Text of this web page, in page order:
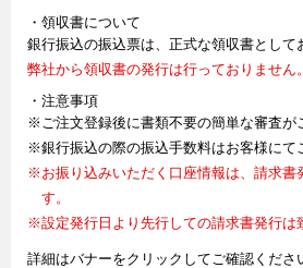
・領収書について
銀行振込の振込票は、正式な領収書として
弊社から領収書の発行は行っておりません。
・注意事項
※ご注文登録後に書類不要の簡単な審査が
※銀行振込の際の振込手数料はお客様にて
※お振り込みいただく口座情報は、請求書
す。
※設定発行日より先行しての請求書発行は
詳細はバナーをクリックしてご確認くださ